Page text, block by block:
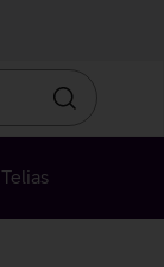
Otsin
Telias